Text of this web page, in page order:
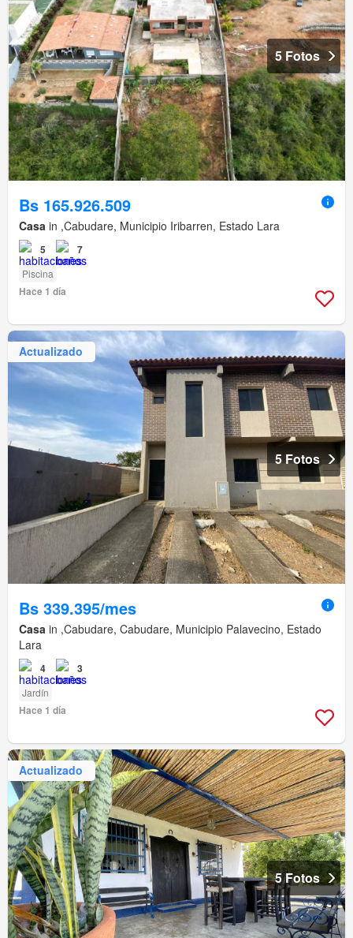
5 Fotos
Bs 165.926.509
Casa in ,Cabudare, Municipio Iribarren, Estado Lara
5 7
Piscina
Hace 1 día
Actualizado
5 Fotos
Bs 339.395/mes
Casa in ,Cabudare, Cabudare, Municipio Palavecino, Estado
Lara
4 3
Jardín
Hace 1 día
Actualizado
5 Fotos